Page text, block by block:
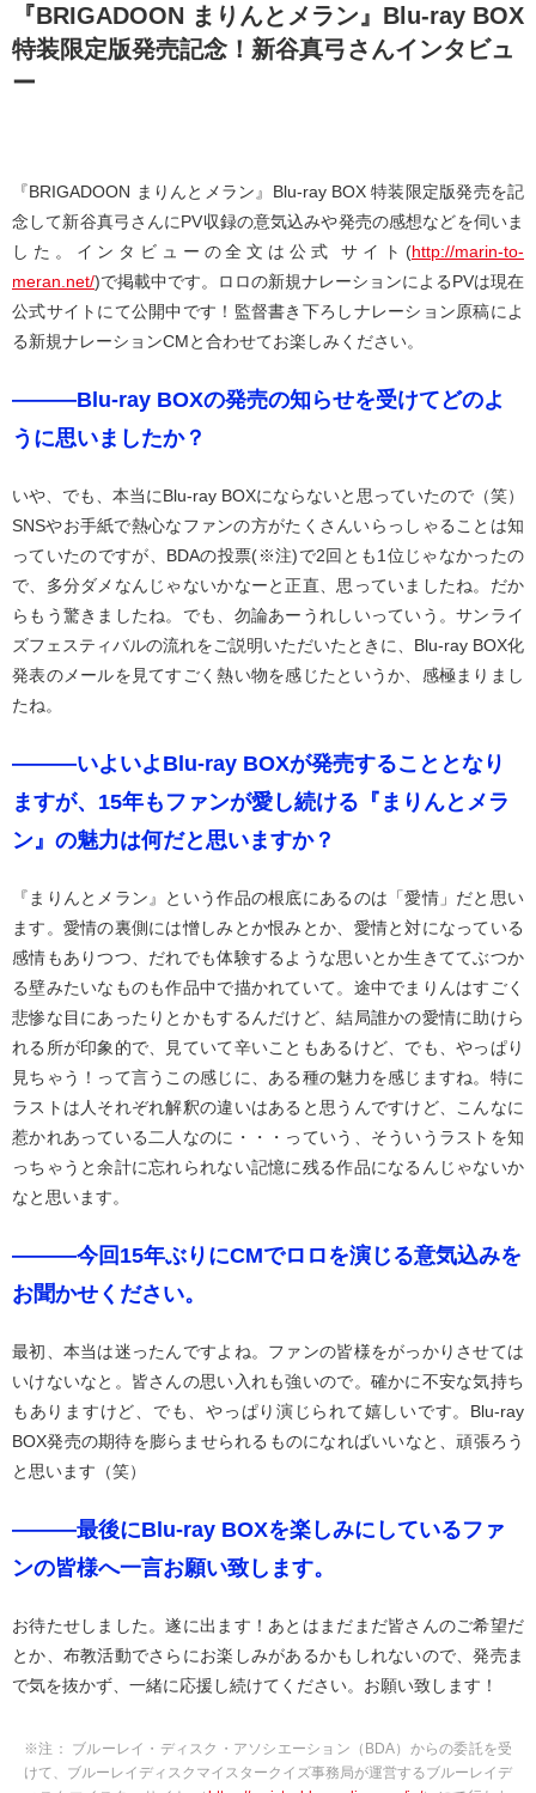
『BRIGADOON まりんとメラン』Blu-ray BOX
特装限定版発売記念！新谷真弓さんインタビュ
ー
『BRIGADOON まりんとメラン』Blu-ray BOX 特装限定版発売を記
念して新谷真弓さんにPV収録の意気込みや発売の感想などを伺いま
した。インタビューの全文は公式 サイト(http://marin-to-
meran.net/)で掲載中です。ロロの新規ナレーションによるPVは現在
公式サイトにて公開中です！監督書き下ろしナレーション原稿によ
る新規ナレーションCMと合わせてお楽しみください。
―――Blu-ray BOXの発売の知らせを受けてどのよ
うに思いましたか？
いや、でも、本当にBlu-ray BOXにならないと思っていたので（笑）
SNSやお手紙で熱心なファンの方がたくさんいらっしゃることは知
っていたのですが、BDAの投票(※注)で2回とも1位じゃなかったの
で、多分ダメなんじゃないかなーと正直、思っていましたね。だか
らもう驚きましたね。でも、勿論あーうれしいっていう。サンライ
ズフェスティバルの流れをご説明いただいたときに、Blu-ray BOX化
発表のメールを見てすごく熱い物を感じたというか、感極まりまし
たね。
―――いよいよBlu-ray BOXが発売することとなり
ますが、15年もファンが愛し続ける『まりんとメラ
ン』の魅力は何だと思いますか？
『まりんとメラン』という作品の根底にあるのは「愛情」だと思い
ます。愛情の裏側には憎しみとか恨みとか、愛情と対になっている
感情もありつつ、だれでも体験するような思いとか生きててぶつか
る壁みたいなものも作品中で描かれていて。途中でまりんはすごく
悲惨な目にあったりとかもするんだけど、結局誰かの愛情に助けら
れる所が印象的で、見ていて辛いこともあるけど、でも、やっぱり
見ちゃう！って言うこの感じに、ある種の魅力を感じますね。特に
ラストは人それぞれ解釈の違いはあると思うんですけど、こんなに
惹かれあっている二人なのに・・・っていう、そういうラストを知
っちゃうと余計に忘れられない記憶に残る作品になるんじゃないか
なと思います。
―――今回15年ぶりにCMでロロを演じる意気込みを
お聞かせください。
最初、本当は迷ったんですよね。ファンの皆様をがっかりさせては
いけないなと。皆さんの思い入れも強いので。確かに不安な気持ち
もありますけど、でも、やっぱり演じられて嬉しいです。Blu-ray
BOX発売の期待を膨らませられるものになればいいなと、頑張ろう
と思います（笑）
―――最後にBlu-ray BOXを楽しみにしているファ
ンの皆様へ一言お願い致します。
お待たせしました。遂に出ます！あとはまだまだ皆さんのご希望だ
とか、布教活動でさらにお楽しみがあるかもしれないので、発売ま
で気を抜かず、一緒に応援し続けてください。お願い致します！
※注： ブルーレイ・ディスク・アソシエーション（BDA）からの委託を受
けて、ブルーレイディスクマイスタークイズ事務局が運営するブルーレイデ